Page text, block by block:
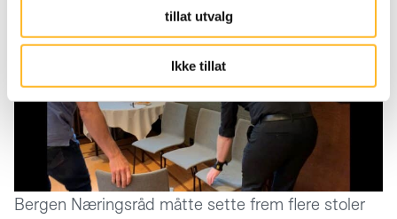
tillat utvalg
Ikke tillat
Bergen Næringsråd måtte sette frem flere stoler